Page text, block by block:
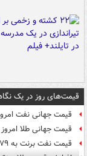
قیمت‌های روز در یک
قیمت جهانی نفت امروز ۱۶
قیمت جهانی طلا امروز ۱۵ مرداد
قیمت نفت برنت به ۷۹ دلار رسید